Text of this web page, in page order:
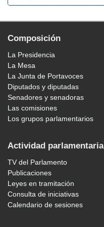
Composición
La Presidencia
La Mesa
La Junta de Portavoces
Diputados y diputadas
Senadores y senadoras
Las comisiones
Los grupos parlamentarios
Actividad parlamentaria
TV del Parlamento
Publicaciones
Leyes en tramitación
Consulta de iniciativas
Calendario de sesiones